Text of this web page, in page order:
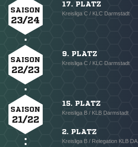
SAISON
23/24
17. PLATZ
Kreisliga C / KLC Darmstadt
SAISON
22/23
9. PLATZ
Kreisliga C / KLC Darmstadt
SAISON
21/22
15. PLATZ
Kreisliga B / KLB Darmstadt
2. PLATZ
Kreisliga B / Relegation KLB DA